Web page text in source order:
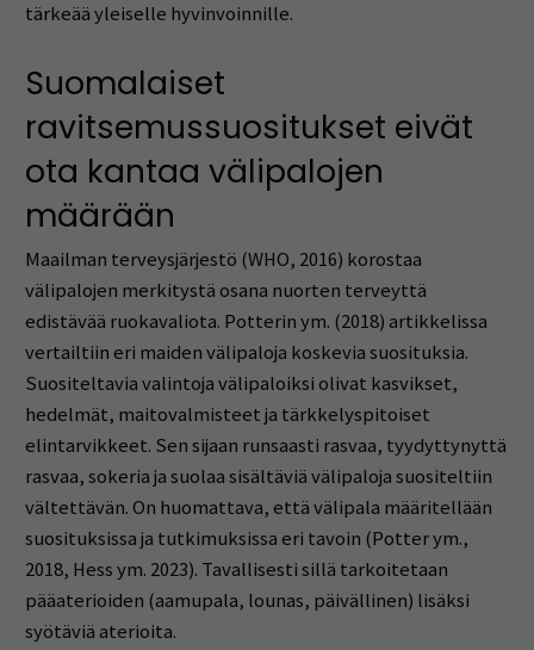
tärkeää yleiselle hyvinvoinnille.
Suomalaiset
ravitsemussuositukset eivät
ota kantaa välipalojen
määrään
Maailman terveysjärjestö (WHO, 2016) korostaa
välipalojen merkitystä osana nuorten terveyttä
edistävää ruokavaliota. Potterin ym. (2018) artikkelissa
vertailtiin eri maiden välipaloja koskevia suosituksia.
Suositeltavia valintoja välipaloiksi olivat kasvikset,
hedelmät, maitovalmisteet ja tärkkelyspitoiset
elintarvikkeet. Sen sijaan runsaasti rasvaa, tyydyttynyttä
rasvaa, sokeria ja suolaa sisältäviä välipaloja suositeltiin
vältettävän. On huomattava, että välipala määritellään
suosituksissa ja tutkimuksissa eri tavoin (Potter ym.,
2018, Hess ym. 2023). Tavallisesti sillä tarkoitetaan
pääaterioiden (aamupala, lounas, päivällinen) lisäksi
syötäviä aterioita.